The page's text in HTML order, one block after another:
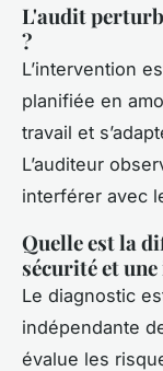
L'audit
?
L’intervention
planifiée en
travail et
L’auditeur
interférer avec
Quelle est la
sécurité et
Le diagnostic
indépendante
évalue les